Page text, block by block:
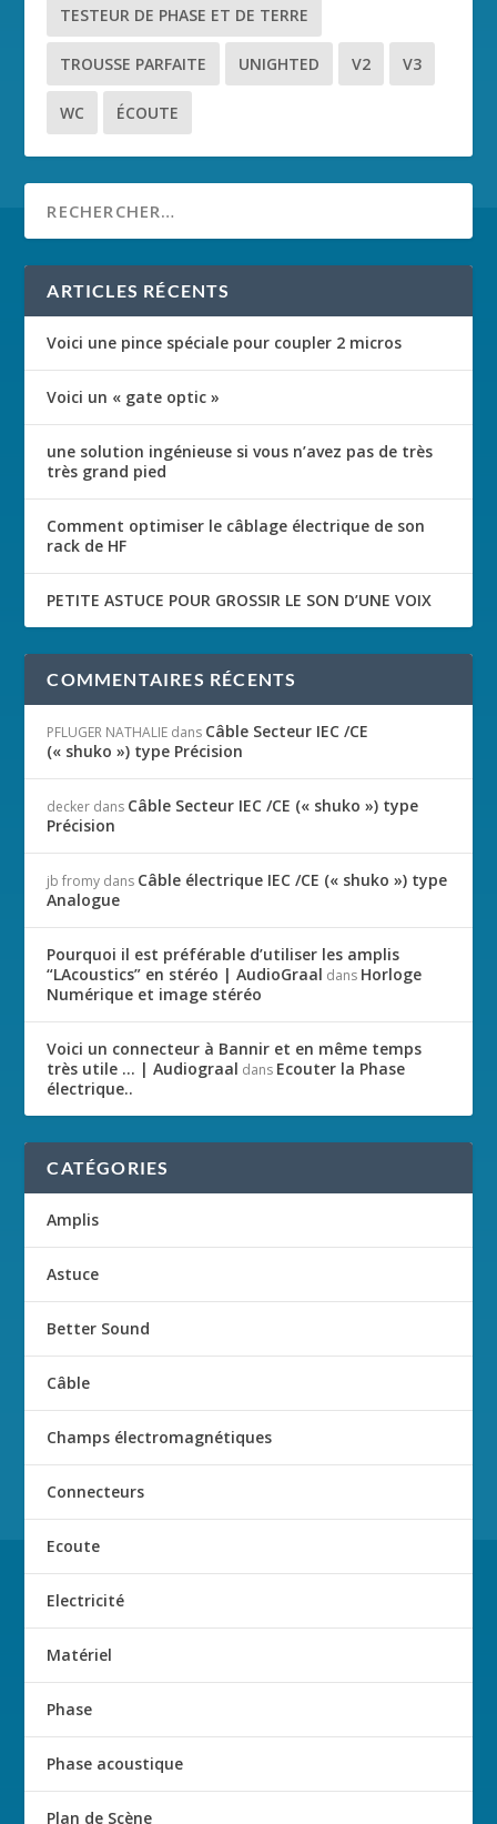
TESTEUR DE PHASE ET DE TERRE
TROUSSE PARFAITE UNIGHTED V2 V3
WC ÉCOUTE
ARTICLES RÉCENTS
Voici une pince spéciale pour coupler 2 micros
Voici un « gate optic »
une solution ingénieuse si vous n’avez pas de très
très grand pied
Comment optimiser le câblage électrique de son
rack de HF
PETITE ASTUCE POUR GROSSIR LE SON D’UNE VOIX
COMMENTAIRES RÉCENTS
PFLUGER NATHALIE dans Câble Secteur IEC /CE
(« shuko ») type Précision
decker dans Câble Secteur IEC /CE (« shuko ») type
Précision
jb fromy dans Câble électrique IEC /CE (« shuko ») type
Analogue
Pourquoi il est préférable d’utiliser les amplis
“LAcoustics” en stéréo | AudioGraal dans Horloge
Numérique et image stéréo
Voici un connecteur à Bannir et en même temps
très utile … | Audiograal dans Ecouter la Phase
électrique..
CATÉGORIES
Amplis
Astuce
Better Sound
Câble
Champs électromagnétiques
Connecteurs
Ecoute
Electricité
Matériel
Phase
Phase acoustique
Plan de Scène